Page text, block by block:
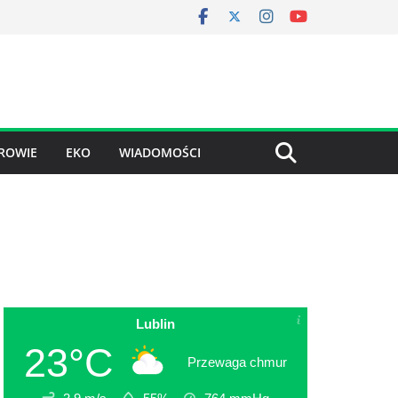
EKO WIADOMOŚCI
Lublin
23°C Przewaga chmur